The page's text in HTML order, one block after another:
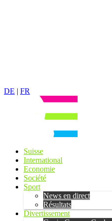
DE | FR
Suisse
International
Economie
Société
Sport
News en direct
Résultats
Divertissement